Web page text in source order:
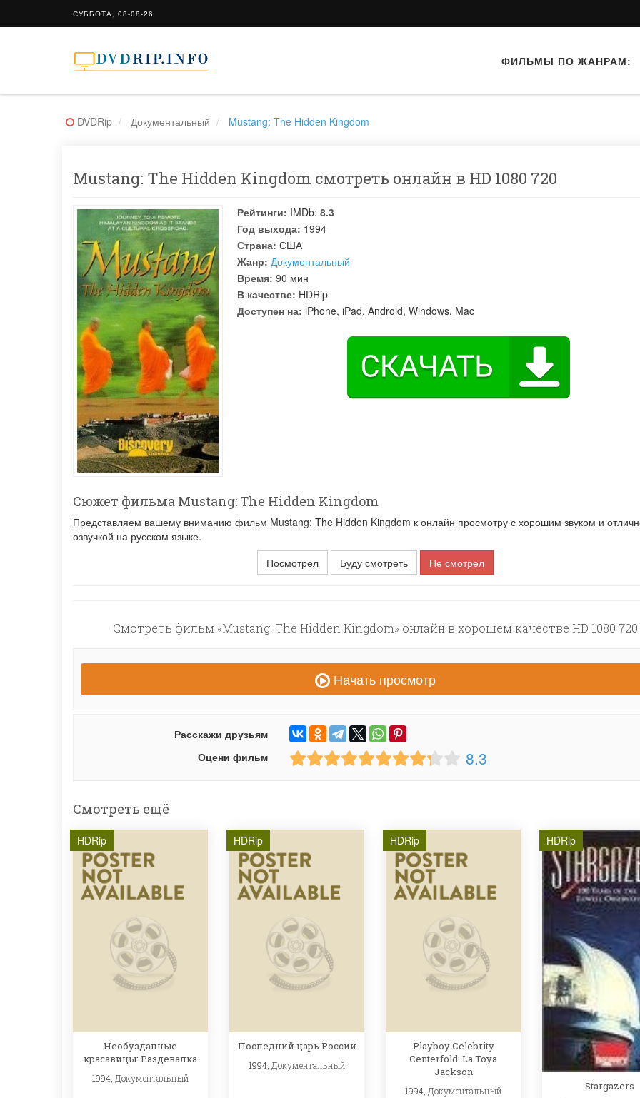
СУББОТА, 08-08-26
ФИЛЬМЫ ПО ЖАНРАМ:
DVDRip Документальный Mustang: The Hidden Kingdom
Mustang: The Hidden Kingdom смотреть онлайн в HD 1080 720
Рейтинги: IMDb: 8.3
Год выхода: 1994
Страна: США
Жанр: Документальный
Время: 90 мин
В качестве: HDRip
Доступен на: iPhone, iPad, Android, Windows, Mac
Сюжет фильма Mustang: The Hidden Kingdom
Представляем вашему вниманию фильм Mustang: The Hidden Kingdom к онлайн просмотру с хорошим звуком и
озвучкой на русском языке.
Посмотрел
Буду смотреть Не смотрел
Смотреть фильм «Mustang: The Hidden Kingdom» онлайн в хорошем качестве HD 1080 720
Начать просмотр
Расскажи друзьям
Оцени фильм
8.3
Смотреть ещё
HDRip
Необузданные
красавицы: Раздевалка
1994, Документальный
HDRip
Последний царь России
1994, Документальный
HDRip
Playboy Celebrity
Centerfold: La Toya
Jackson
1994, Документальный
HDRip
Stargazers